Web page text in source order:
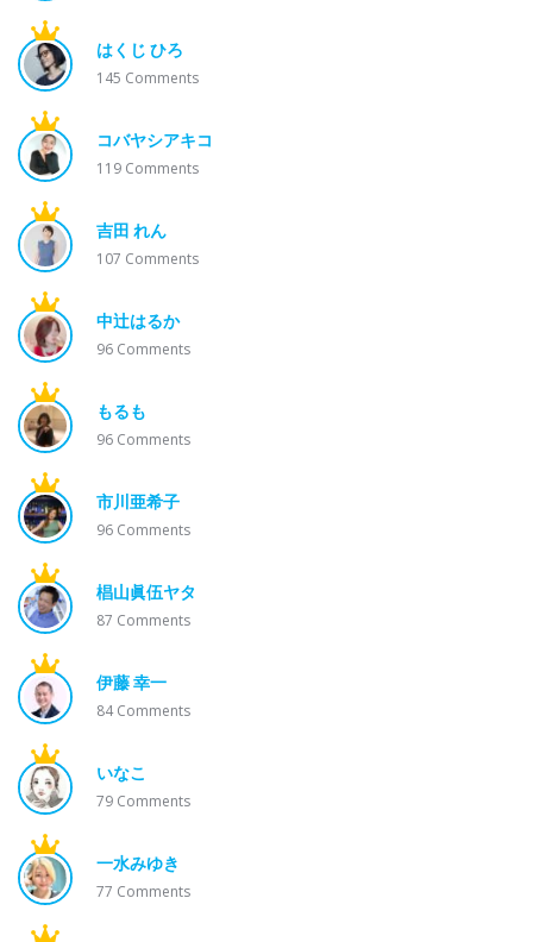
はくじ ひろ
145 Comments
コバヤシアキコ
119 Comments
吉田 れん
107 Comments
中辻はるか
96 Comments
もるも
96 Comments
市川亜希子
96 Comments
椙山眞伍ヤタ
87 Comments
伊藤 幸一
84Comments
いなこ
79 Comments
一水みゆき
77 Comments